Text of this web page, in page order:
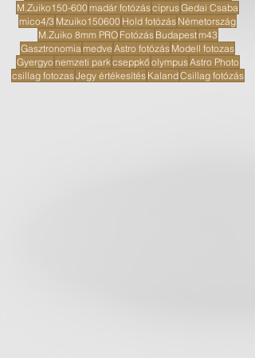
M.Zuiko150-600madár fotózásciprusGedai Csaba
mico4/3 Mzuiko150600 Hold fotózás Németország
M.Zuiko 8mm PRO Fotózás Budapestm43
Gasztronomia medve Astro fotózás Modell fotozas
Gyergyonemzeti park cseppkőolympusAstro Photo
csillag fotozasJegy értékesítés KalandCsillag fotózás